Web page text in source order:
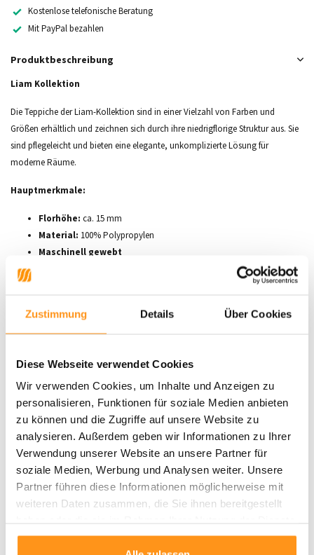
Zustimmung Details Über Cookies
Diese Webseite verwendet Cookies
Wir verwenden Cookies, um Inhalte und Anzeigen zu
personalisieren, Funktionen für soziale Medien anbieten
zu können und die Zugriffe auf unsere Website zu
analysieren. Außerdem geben wir Informationen zu Ihrer
Verwendung unserer Website an unsere Partner für
soziale Medien, Werbung und Analysen weiter. Unsere
Partner führen diese Informationen möglicherweise mit
weiteren Daten zusammen, die Sie ihnen bereitgestellt
gesammelt haben.
Kostenlose telefonische Beratung
Mit PayPal bezahlen
Produktbeschreibung
Liam Kollektion
Die Teppiche der Liam-Kollektion sind in einer Vielzahl von Farben und
Größen erhältlich und zeichnen sich durch ihre niedrigflorige Struktur aus. Sie
sind pflegeleicht und bieten eine elegante, unkomplizierte Lösung für
moderne Räume.
Hauptmerkmale:
Florhöhe: ca. 15 mm
Material: 100% Polypropylen
Maschinell gewebt
Gewicht:+/- 2000 g/m²
Antistatisch
Die Liam-Kollektion bietet eine ideale Mischung aus modernem Design,
praktischen Vorteilen und stilvollem Komfort.
Produktdaten
SKU 9505135379843